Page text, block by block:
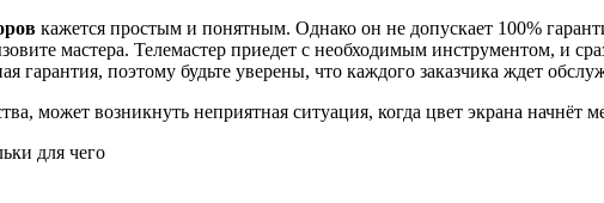
кажется простым и понятным. Однако он не допускает 100%
мастера. Телемастер приедет с необходимым инструментом, и
гарантия, поэтому будьте уверены, что каждого заказчика ждет
может возникнуть неприятная ситуация, когда цвет экрана начнёт
для чего